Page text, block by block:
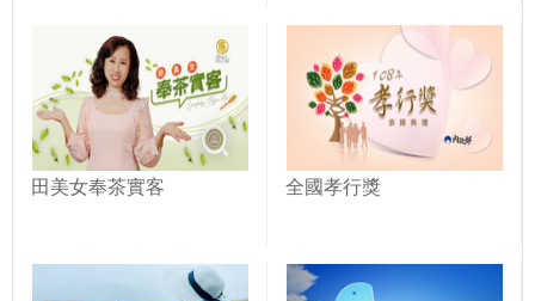
田美女奉茶實客 全國孝行獎